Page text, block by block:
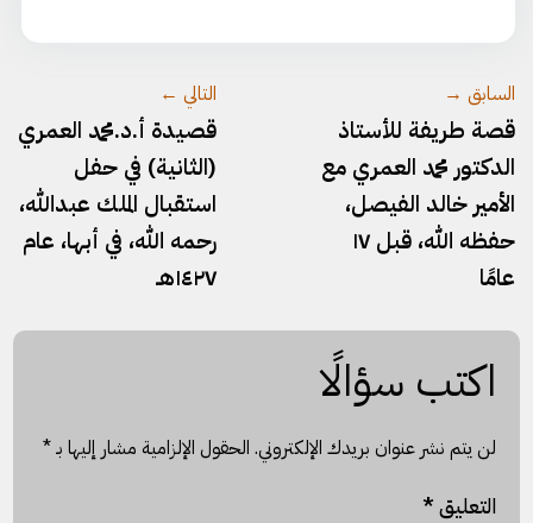
السابق →
قصة طريفة للأستاذ
الدكتور محمد العمري مع
الأمير خالد الفيصل،
حفظه الله، قبل ١٧
عامًا
التالي ←
قصيدة أ.د.محمد العمري
(الثانية) في حفل
استقبال الملك عبدالله،
رحمه الله، في أبها، عام
١٤٢٧هـ
اكتب سؤالًا
لن يتم نشر عنوان بريدك الإلكتروني. الحقول الإلزامية مشار إليها بـ*
التعليق*